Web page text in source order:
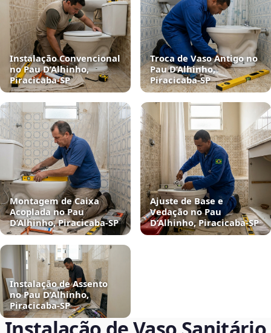
Instalação Convencional
no Pau D’Alhinho,
Piracicaba‑SP
Troca de Vaso Antigo no
Pau D’Alhinho,
Piracicaba‑SP
Montagem de Caixa
Acoplada no Pau
D’Alhinho, Piracicaba‑SP
Ajuste de Base e
Vedação no Pau
D’Alhinho, Piracicaba‑SP
Instalação de Assento
no Pau D’Alhinho,
Piracicaba‑SP